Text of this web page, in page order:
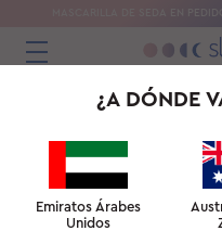
MASCARILLA DE SEDA EN
¿A DÓNDE
Emiratos Árabes
Unidos